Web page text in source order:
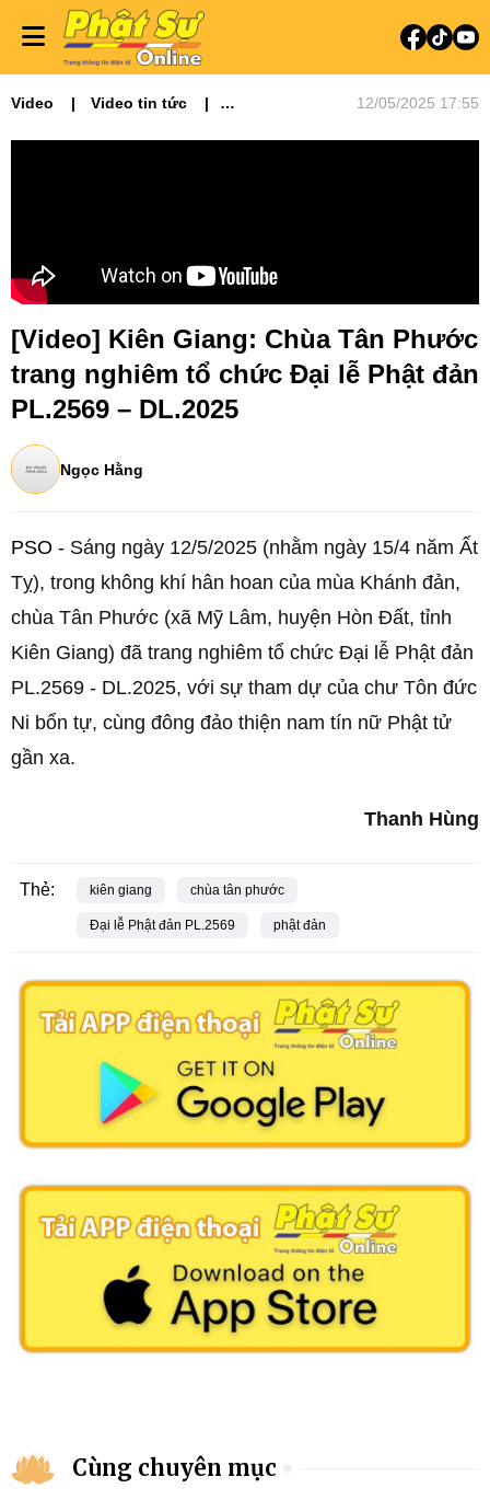
Video
Video tin tức
12/05/2025 17:55
[Video] Kiên Giang: Chùa Tân Phước
trang nghiêm tổ chức Đại lễ Phật đản
PL.2569 – DL.2025
Ngọc Hằng
PSO - Sáng ngày 12/5/2025 (nhằm ngày 15/4 năm Ất
Tỵ), trong không khí hân hoan của mùa Khánh đản,
chùa Tân Phước (xã Mỹ Lâm, huyện Hòn Đất, tỉnh
Kiên Giang) đã trang nghiêm tổ chức Đại lễ Phật đản
PL.2569 - DL.2025, với sự tham dự của chư Tôn đức
Ni bổn tự, cùng đông đảo thiện nam tín nữ Phật tử
gần xa.
Thanh Hùng
Thẻ: kiên giang chùa tân phước
Đại lễ Phật đản PL.2569 phật đản
Cùng chuyên mục